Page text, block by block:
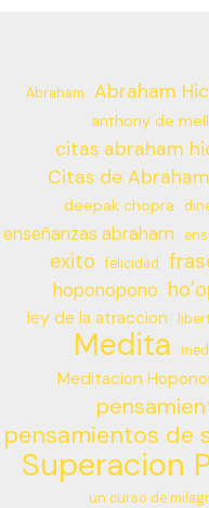
Abraham Abraham
anthony de
citas abraham
Citas de
deepak chopra
enseñanzas abraham
exito felicidad
hoponopono
ley de la atraccion
Medita
Meditacion
pensamientos de
Superacion
un curso de